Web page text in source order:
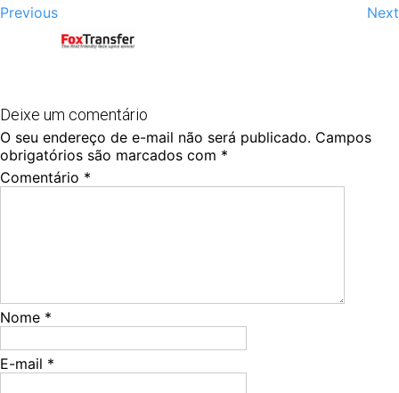
Previous Next
Deixe um comentário
O seu endereço de e-mail não será publicado. Campos
obrigatórios são marcados com *
Comentário *
Nome *
E-mail *